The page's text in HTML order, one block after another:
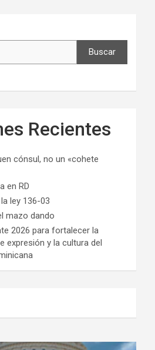
Buscar
Recientes
cónsul, no un «cohete
en RD
ley 136-03
mazo dando
2026 para fortalecer la
expresión y la cultura del